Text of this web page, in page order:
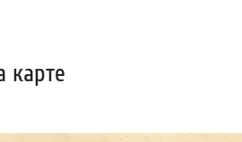
карте